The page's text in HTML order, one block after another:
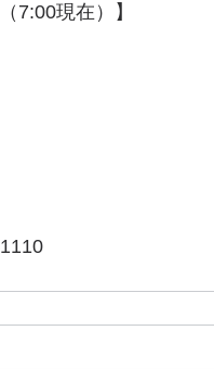
7:00現在）】